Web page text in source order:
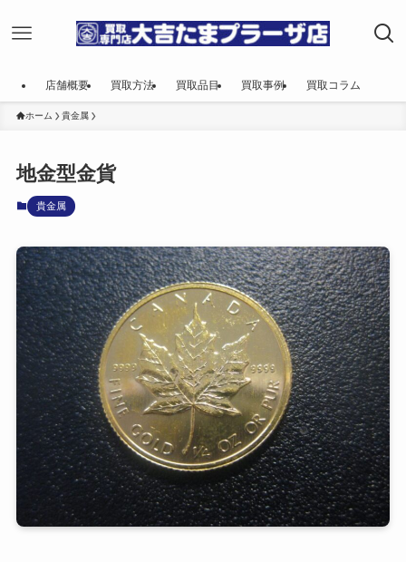
店舗概要 買取方法 買取品目 買取事例 買取コラム
ホーム 貴金属
地金型金貨
貴金属